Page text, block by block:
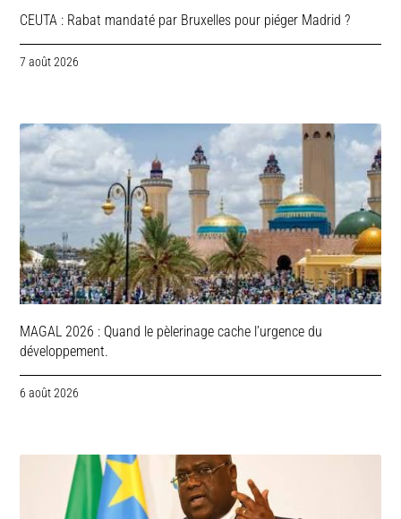
CEUTA : Rabat mandaté par Bruxelles pour piéger Madrid ?
7 août 2026
MAGAL 2026 : Quand le pèlerinage cache l’urgence du
développement.
6 août 2026